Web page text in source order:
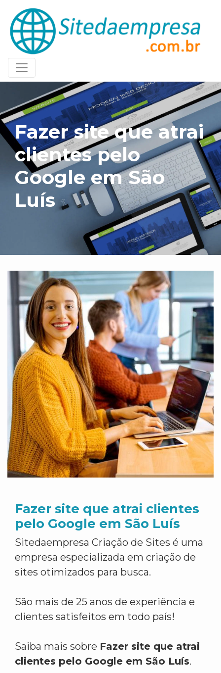
Fazer site que atrai
clientes pelo
Google em São
Luís
Fazer site que atrai clientes
pelo Google em São Luís
Sitedaempresa Criação de Sites é uma
empresa especializada em criação de
sites otimizados para busca.
São mais de 25 anos de experiência e
clientes satisfeitos em todo país!
Saiba mais sobre Fazer site que atrai
clientes pelo Google em São Luís.